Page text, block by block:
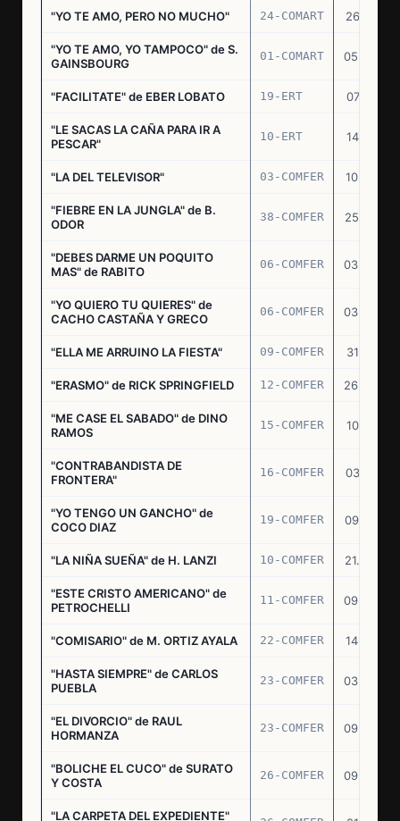
"YO TE AMO, PERO NO MUCHO" 24-COMART 26.11.69
"YO TE AMO, YO TAMPOCO" de S.
GAINSBOURG
01-COMART 05.02.70
"FACILITATE" de EBER LOBATO 19-ERT 07.10.70
"LE SACAS LA CAÑA PARA IR A
PESCAR"
10-ERT 14.07.71
"LA DEL TELEVISOR" 03-COMFER 10.01.73
"FIEBRE EN LA JUNGLA" de B.
ODOR
38-COMFER 25.10.73
"DEBES DARME UN POQUITO
MAS" de RABITO
06-COMFER 03.05.74
"YO QUIERO TU QUIERES" de
CACHO CASTAÑA Y GRECO
06-COMFER 03.05.74
"ELLA ME ARRUINO LA FIESTA" 09-COMFER 31.07.74
"ERASMO" de RICK SPRINGFIELD 12-COMFER 26.09.74
"ME CASE EL SABADO" de DINO
RAMOS
15-COMFER 10.10.74
"CONTRABANDISTA DE
FRONTERA"
16-COMFER 03.12.74
"YO TENGO UN GANCHO" de
COCO DIAZ
19-COMFER 09.01.75
"LA NIÑA SUEÑA" de H. LANZI 10-COMFER 21.03.75
"ESTE CRISTO AMERICANO" de
PETROCHELLI
11-COMFER 09.04.75
"COMISARIO" de M. ORTIZ AYALA 22-COMFER 14.07.75
"HASTA SIEMPRE" de CARLOS
PUEBLA
23-COMFER 03.09.75
"EL DIVORCIO" de RAUL
HORMANZA
23-COMFER 09.09.75
"BOLICHE EL CUCO" de SURATO
Y COSTA
26-COMFER 09.09.75
"LA CARPETA DEL EXPEDIENTE"